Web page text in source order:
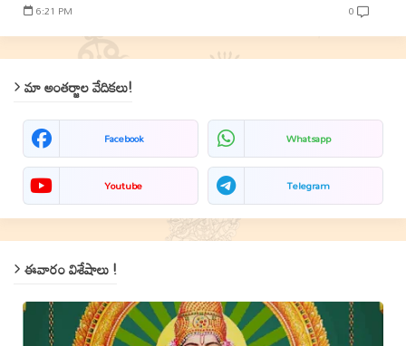
6:21 PM 0
మా అంతర్జాల వేదికలు!
Facebook Whatsapp
Youtube Telegram
ఈవారం విశేషాలు !